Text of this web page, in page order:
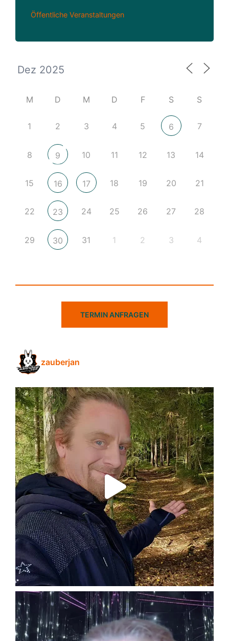
Öffentliche Veranstaltungen
M D M D F S S
1 2 3 4 5 6 7
8 9 10 11 12 13 14
15 16 17 18 19 20 21
22 23 24 25 26 27 28
29 30 31 1 2 3 4
TERMIN ANFRAGEN
zauberjan